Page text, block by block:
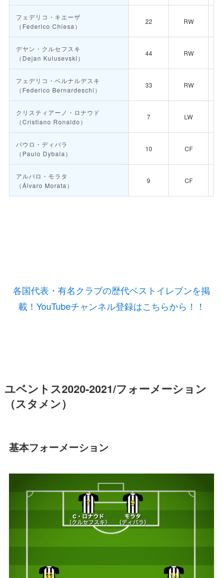
フェデリコ・キエーザ
（Federico Chiesa）
22 RW
デヤン・クルセフスキ
（Dejan Kulusevski）
44 RW
フェデリコ・ベルナルデスキ
（Federico Bernardeschi）
33 RW
クリスティアーノ・ロナウド
（Cristiano Ronaldo）
7 LW
パウロ・ディバラ
（Paulo Dybala）
10 CF
アルバロ・モラタ
（Álvaro Morata）
9 CF
各国代表・有名クラブの歴代ベストイレブンを掲
載！YouTubeチャンネル登録はこちらから！！
ユベントス2020-2021/フォーメーション
（スタメン）
基本フォーメーション